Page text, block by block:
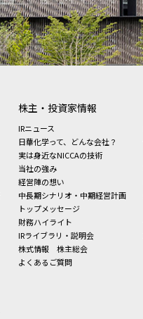
株主・投資家情報
IRニュース
日華化学って、どんな会社？
実は身近なNICCAの技術
当社の強み
経営陣の想い
中長期シナリオ・中期経営計画
トップメッセージ
財務ハイライト
IRライブラリ・説明会
株式情報
株主総会
よくあるご質問